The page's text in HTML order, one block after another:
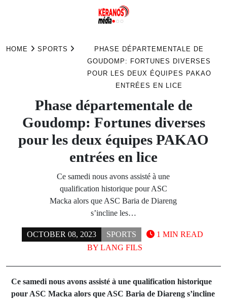
HOME SPORTS
PHASE DÉPARTEMENTALE DE
GOUDOMP: FORTUNES DIVERSES
POUR LES DEUX ÉQUIPES PAKAO
ENTRÉES EN LICE
Phase départementale de
Goudomp: Fortunes diverses
pour les deux équipes PAKAO
entrées en lice
Ce samedi nous avons assisté à une
qualification historique pour ASC
Macka alors que ASC Baria de Diareng
s’incline les…
OCTOBER 08, 2023
SPORTS
BY LANG FILS
1 MIN READ
Ce samedi nous avons assisté à une qualification historique
pour ASC Macka alors que ASC Baria de Diareng s’incline